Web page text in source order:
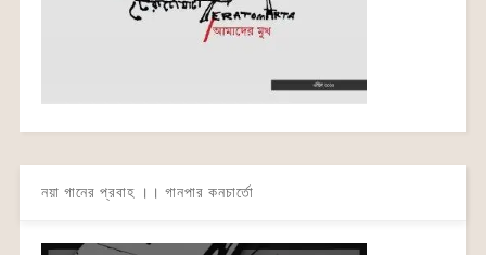
নয়া গানের প্রবাহ ।। গানপার কনচার্তো